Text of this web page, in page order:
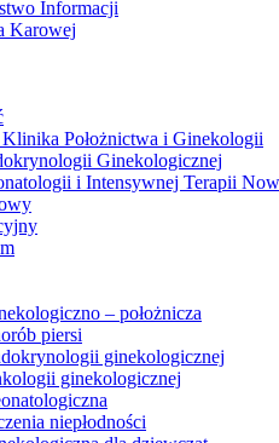
Informacji
Karowej
Położnictwa i Ginekologii
Ginekologicznej
i Intensywnej Terapii
– położnicza
piersi
ginekologicznej
ginekologicznej
niepłodności